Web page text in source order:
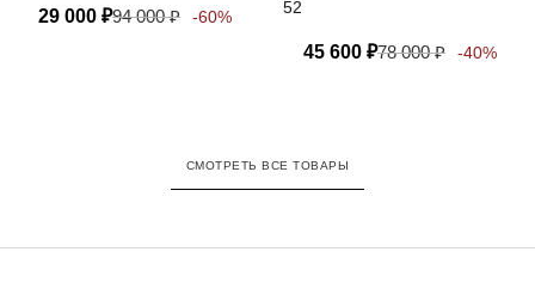
29 000 ₽94 000₽ -60% 52
45 600 ₽78 000₽ -40%
СМОТРЕТЬ ВСЕ ТОВАРЫ